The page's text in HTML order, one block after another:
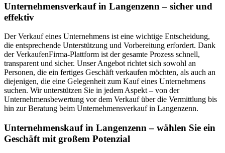
Unternehmensverkauf in Langenzenn – sicher und
effektiv
Der Verkauf eines Unternehmens ist eine wichtige Entscheidung,
die entsprechende Unterstützung und Vorbereitung erfordert. Dank
der VerkaufenFirma-Plattform ist der gesamte Prozess schnell,
transparent und sicher. Unser Angebot richtet sich sowohl an
Personen, die ein fertiges Geschäft verkaufen möchten, als auch an
diejenigen, die eine Gelegenheit zum Kauf eines Unternehmens
suchen. Wir unterstützen Sie in jedem Aspekt – von der
Unternehmensbewertung vor dem Verkauf über die Vermittlung bis
hin zur Beratung beim Unternehmensverkauf in Langenzenn.
Unternehmenskauf in Langenzenn – wählen Sie ein
Geschäft mit großem Potenzial